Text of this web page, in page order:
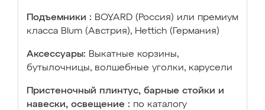
Подъемники : BOYARD (Россия) или премиум
класса Blum (Австрия), Hettich (Германия)
Аксессуары: Выкатные корзины,
бутылочницы, волшебные уголки, карусели
Пристеночный плинтус, барные стойки и
навески, освещение : по каталогу